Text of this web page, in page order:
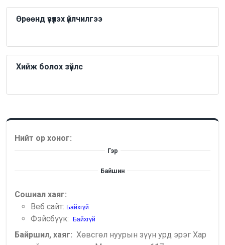
Өрөөнд үзүүлэх үйлчилгээ
Хийж болох зүйлс
Нийт ор хоног:
Гэр
Байшин
Сошиал хаяг:
Веб сайт: Байхгүй
Фэйсбүүк: Байхгүй
Байршил, хаяг: Хөвсгөл нуурын зүүн урд эрэг Хар